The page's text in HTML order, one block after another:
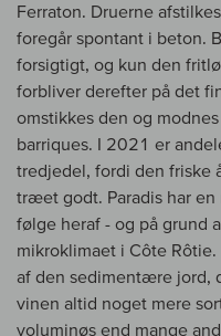
Ferraton. Druerne
foregår spontant i beton.
forsigtigt, og kun den
forbliver derefter på det
omstikkes den og
barriques. I 2021 er
tredjedel, fordi den friske
træet godt. Paradis har
følge heraf - og på grund
mikroklimaet i Côte
af den sedimentære jord,
vinen altid noget mere
voluminøs end mange